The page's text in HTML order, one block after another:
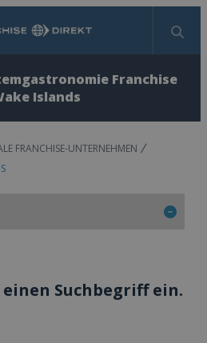
Suchen
Franchise
Islands
FRANCHISE-UNTERNEHMEN
Suchbegriff ein.